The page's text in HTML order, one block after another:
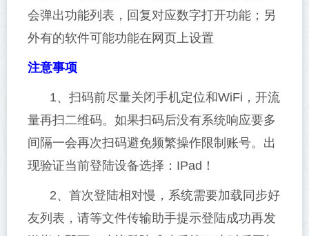
会弹出功能列表，回复对应数字打开功能；另
外有的软件可能功能在网页上设置
注意事项
1、扫码前尽量关闭手机定位和WiFi，开流
量再扫二维码。如果扫码后没有系统响应要多
间隔一会再次扫码避免频繁操作限制账号。出
现验证当前登陆设备选择：IPad！
2、首次登陆相对慢，系统需要加载同步好
友列表，请等文件传输助手提示登陆成功再发